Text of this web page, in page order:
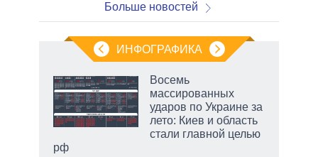
Больше новостей
ИНФОГРАФИКА
Восемь
массированных
ударов по Украине за
лето: Киев и область
стали главной целью
рф